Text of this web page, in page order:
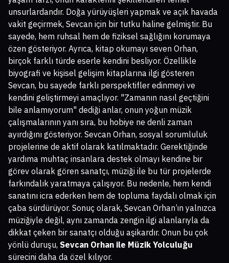
unsurlardandır. Doğa yürüyüşleri yapmak ve açık havada
vakit geçirmek, Sevcan için bir tutku haline gelmiştir. Bu
sayede, hem ruhsal hem de fiziksel sağlığını korumaya
özen gösteriyor. Ayrıca, kitap okumayı seven Orhan,
birçok farklı türde eserle kendini besliyor. Özellikle
biyografi ve kişisel gelişim kitaplarına ilgi gösteren
Sevcan, bu sayede farklı perspektifler edinmeyi ve
kendini geliştirmeyi amaçlıyor. "Zamanın nasıl geçtiğini
bile anlamıyorum" dediği anlar, onun yoğun müzik
çalışmalarının yanı sıra, bu hobiye ne denli zaman
ayırdığını gösteriyor. Sevcan Orhan, sosyal sorumluluk
projelerine de aktif olarak katılmaktadır. Gerektiğinde
yardıma muhtaç insanlara destek olmayı kendine bir
görev olarak gören sanatçı, müziği ile bu tür projelerde
farkındalık yaratmaya çalışıyor. Bu nedenle, hem kendi
sanatını icra ederken hem de topluma faydalı olmak için
çaba sürdürüyor. Sonuç olarak, Sevcan Orhan’ın yalnızca
müziğiyle değil, aynı zamanda zengin ilgi alanlarıyla da
dikkat çeken bir sanatçı olduğu aşikardır. Onun bu çok
yönlü duruşu, Sevcan Orhan ile Müzik Yolculuğu
sürecini daha da özel kılıyor.